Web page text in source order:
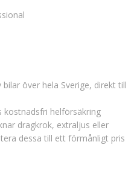
över hela Sverige, direkt till
kostnadsfri helförsäkring
dragkrok, extraljus eller
dessa till ett förmånligt pris